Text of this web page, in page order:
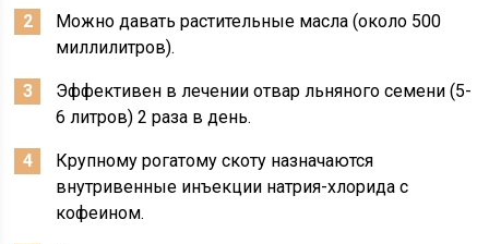
Можно давать растительные масла (около 500
миллилитров).
Эффективен в лечении отвар льняного семени (5-
6 литров) 2 раза в день.
Крупному рогатому скоту назначаются
внутривенные инъекции натрия-хлорида с
кофеином.